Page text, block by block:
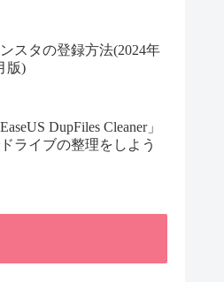
スタの登録方法(2024年
版)
EaseUS DupFiles Cleaner」
ライブの整理をしよう